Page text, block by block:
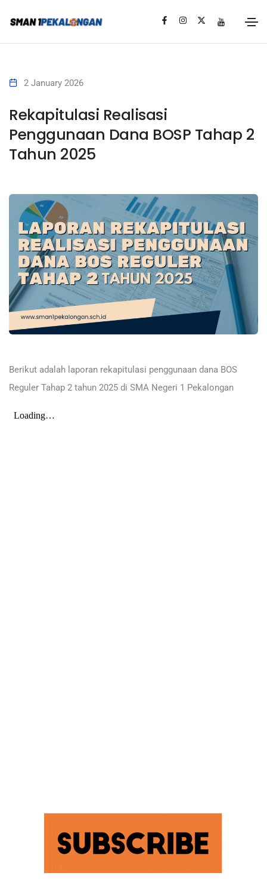
2 January 2026
Rekapitulasi Realisasi
Penggunaan Dana BOSP Tahap 2
Tahun 2025
Berikut adalah laporan rekapitulasi penggunaan dana BOS
Reguler Tahap 2 tahun 2025 di SMA Negeri 1 Pekalongan